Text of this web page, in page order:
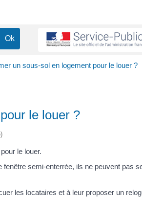
un sous-sol en logement pour le louer ?
le louer ?
le louer.
semi-enterrée, ils ne peuvent pas
les locataires et à leur proposer un